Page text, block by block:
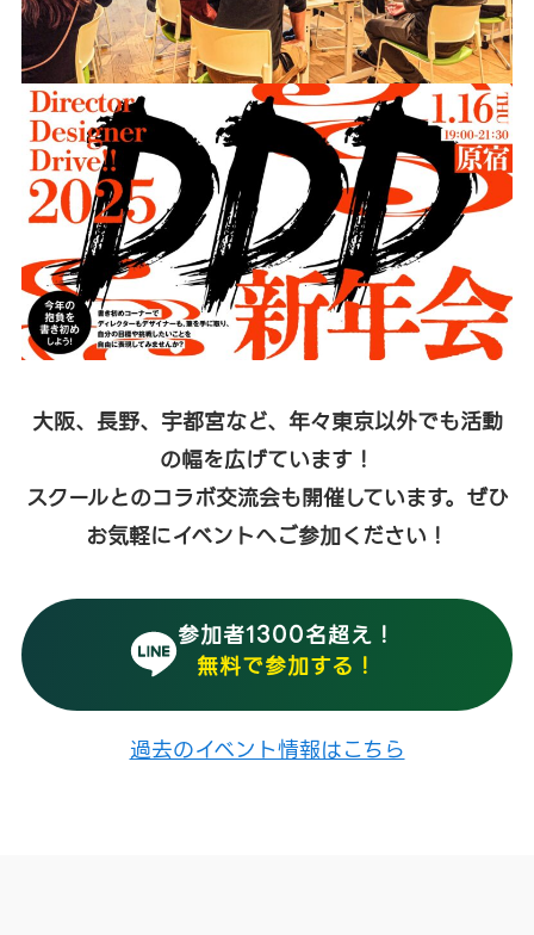
大阪、長野、宇都宮など、年々東京以外でも活動
の幅を広げています！
スクールとのコラボ交流会も開催しています。ぜひ
お気軽にイベントへご参加ください！
参加者1300名超え！
無料で参加する！
過去のイベント情報はこちら